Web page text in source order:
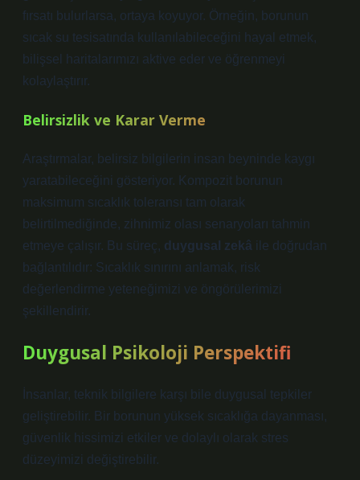
fırsatı bulurlarsa, ortaya koyuyor. Örneğin, borunun
sıcak su tesisatında kullanılabileceğini hayal etmek,
bilişsel haritalarımızı aktive eder ve öğrenmeyi
kolaylaştırır.
Belirsizlik ve Karar Verme
Araştırmalar, belirsiz bilgilerin insan beyninde kaygı
yaratabileceğini gösteriyor. Kompozit borunun
maksimum sıcaklık toleransı tam olarak
belirtilmediğinde, zihnimiz olası senaryoları tahmin
etmeye çalışır. Bu süreç, duygusal zekâ ile doğrudan
bağlantılıdır: Sıcaklık sınırını anlamak, risk
değerlendirme yeteneğimizi ve öngörülerimizi
şekillendirir.
Duygusal Psikoloji Perspektifi
İnsanlar, teknik bilgilere karşı bile duygusal tepkiler
geliştirebilir. Bir borunun yüksek sıcaklığa dayanması,
güvenlik hissimizi etkiler ve dolaylı olarak stres
düzeyimizi değiştirebilir.